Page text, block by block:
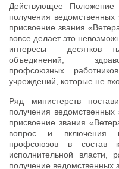
Действующее Положение
получения
присвоение звания
вовсе делает это
интересы десятков
объединений,
профсоюзных
учреждений, которые не
Ряд министерств
получения
присвоение звания
вопрос и включения
профсоюзов в состав
исполнительной власти,
получение ведомственных